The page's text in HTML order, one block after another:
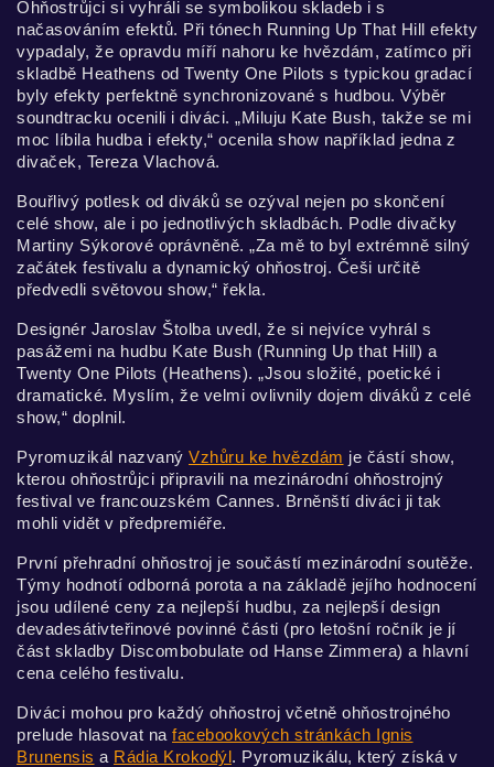
Ohňostrůjci si vyhráli se symbolikou skladeb i s
načasováním efektů. Při tónech Running Up That Hill efekty
vypadaly, že opravdu míří nahoru ke hvězdám, zatímco při
skladbě Heathens od Twenty One Pilots s typickou gradací
byly efekty perfektně synchronizované s hudbou. Výběr
soundtracku ocenili i diváci. „Miluju Kate Bush, takže se mi
moc líbila hudba i efekty,“ ocenila show například jedna z
divaček, Tereza Vlachová.
Bouřlivý potlesk od diváků se ozýval nejen po skončení
celé show, ale i po jednotlivých skladbách. Podle divačky
Martiny Sýkorové oprávněně. „Za mě to byl extrémně silný
začátek festivalu a dynamický ohňostroj. Češi určitě
předvedli světovou show,“ řekla.
Designér Jaroslav Štolba uvedl, že si nejvíce vyhrál s
pasážemi na hudbu Kate Bush (Running Up that Hill) a
Twenty One Pilots (Heathens). „Jsou složité, poetické i
dramatické. Myslím, že velmi ovlivnily dojem diváků z celé
show,“ doplnil.
Pyromuzikál nazvaný Vzhůru ke hvězdám je částí show,
kterou ohňostrůjci připravili na mezinárodní ohňostrojný
festival ve francouzském Cannes. Brněnští diváci ji tak
mohli vidět v předpremiéře.
První přehradní ohňostroj je součástí mezinárodní soutěže.
Týmy hodnotí odborná porota a na základě jejího hodnocení
jsou udílené ceny za nejlepší hudbu, za nejlepší design
devadesátivteřinové povinné části (pro letošní ročník je jí
část skladby Discombobulate od Hanse Zimmera) a hlavní
cena celého festivalu.
Diváci mohou pro každý ohňostroj včetně ohňostrojného
prelude hlasovat na facebookových stránkách Ignis
Brunensis a Rádia Krokodýl. Pyromuzikálu, který získá v